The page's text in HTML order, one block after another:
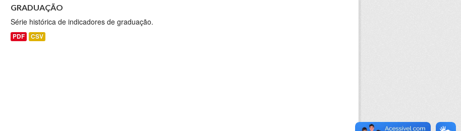
GRADUAÇÃO
Série histórica de indicadores de graduação.
PDF CSV